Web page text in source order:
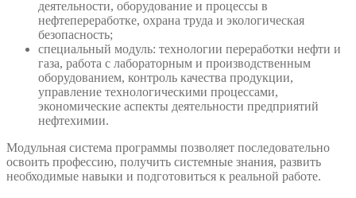
деятельности, оборудование и процессы в
нефтепереработке, охрана труда и экологическая
безопасность;
специальный модуль: технологии переработки нефти и
газа, работа с лабораторным и производственным
оборудованием, контроль качества продукции,
управление технологическими процессами,
экономические аспекты деятельности предприятий
нефтехимии.
Модульная система программы позволяет последовательно
освоить профессию, получить системные знания, развить
необходимые навыки и подготовиться к реальной работе.